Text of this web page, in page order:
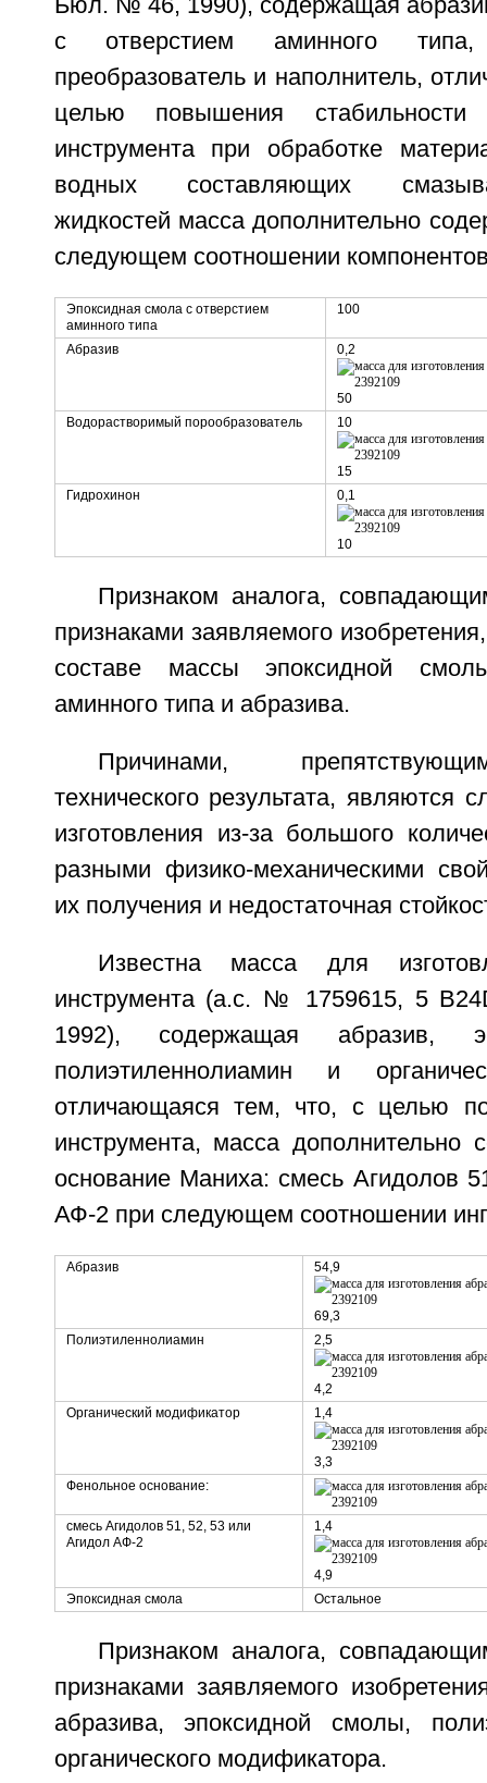
Бюл. № 46, 1990), содержащая
с отверстием аминного типа,
преобразователь и наполнитель,
целью повышения
инструмента при обработке
водных составляющих
жидкостей масса дополнительно
следующем соотношении
Эпоксидная смола с отверстием
аминного типа
100
Абразив 0,2
50
Водорастворимый порообразователь
10
15
Гидрохинон
0,1
10
Признаком аналога,
признаками заявляемого
составе массы эпоксидной
аминного типа и абразива.
Причинами,
технического результата, являются
изготовления из-за большого
разными физико-механическими
их получения и недостаточная
Известна масса для
инструмента (а.с. № 1759615, 5
1992), содержащая абразив,
полиэтиленнолиамин и
отличающаяся тем, что, с целью
инструмента, масса дополнительно
основание Маниха: смесь Агидолов
АФ-2 при следующем соотношении
Абразив 54,9
69,3
Полиэтиленнолиамин
2,5
4,2
Органический модификатор
1,4
3,3
Фенольное основание:
смесь Агидолов 51, 52, 53 или
Агидол АФ-2
1,4
4,9
Эпоксидная смола
Остальное
Признаком аналога,
признаками заявляемого
абразива, эпоксидной смолы,
органического модификатора.